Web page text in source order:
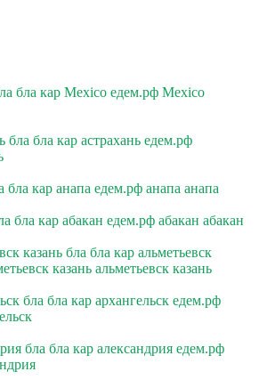
бла кар Mexico едем.рф Mexico
бла бла кар астрахань едем.рф
бла кар анапа едем.рф анапа анапа
бла кар абакан едем.рф абакан абакан
казань бла бла кар альметьевск
казань альметьевск казань
бла бла кар архангельск едем.рф
бла бла кар александрия едем.рф